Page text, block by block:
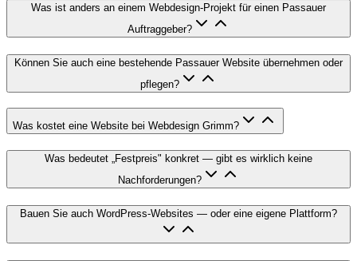
Was ist anders an einem Webdesign-Projekt für einen Passauer
Auftraggeber?
Können Sie auch eine bestehende Passauer Website übernehmen oder
pflegen?
Was kostet eine Website bei Webdesign Grimm?
Was bedeutet „Festpreis" konkret — gibt es wirklich keine
Nachforderungen?
Bauen Sie auch WordPress-Websites — oder eine eigene Plattform?